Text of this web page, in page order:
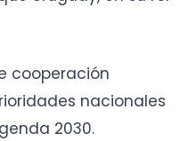
cooperación
nacionales
2030.